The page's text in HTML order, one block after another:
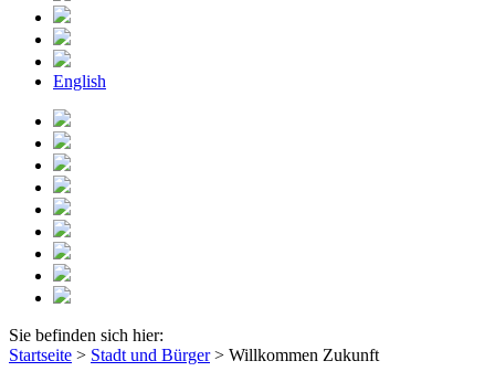
English
Sie befinden sich hier:
Startseite > Stadt und Bürger> Willkommen Zukunft